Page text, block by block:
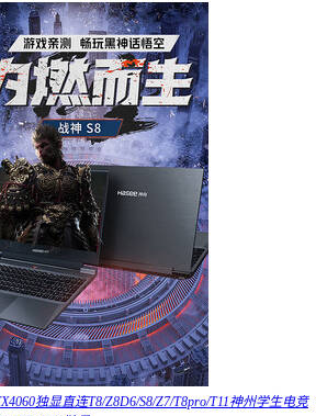
独显直连T8/Z8D6/S8/Z7/T8pro/T11神州学生电竞